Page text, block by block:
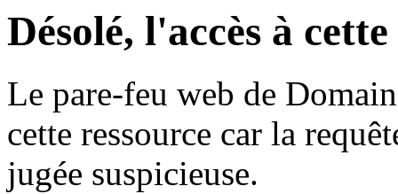
Désolé, l'accès à
Le pare-feu web de
cette ressource car la
jugée suspicieuse.